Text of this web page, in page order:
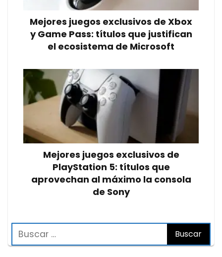
Mejores juegos exclusivos de Xbox
y Game Pass: títulos que justifican
el ecosistema de Microsoft
Mejores juegos exclusivos de
PlayStation 5: títulos que
aprovechan al máximo la consola
de Sony